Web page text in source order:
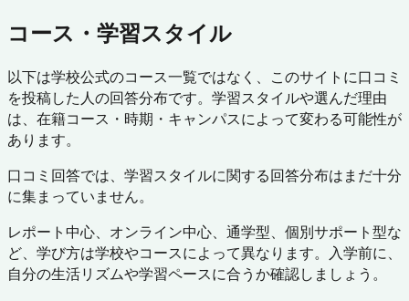
コース・学習スタイル
以下は学校公式のコース一覧ではなく、このサイトに口コミ
を投稿した人の回答分布です。学習スタイルや選んだ理由
は、在籍コース・時期・キャンパスによって変わる可能性が
あります。
口コミ回答では、学習スタイルに関する回答分布はまだ十分
に集まっていません。
レポート中心、オンライン中心、通学型、個別サポート型な
ど、学び方は学校やコースによって異なります。入学前に、
自分の生活リズムや学習ペースに合うか確認しましょう。